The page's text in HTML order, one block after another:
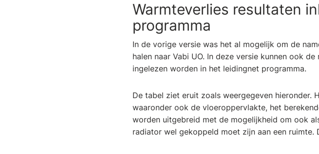
Warmteverlies resultaten
programma
In de vorige versie was het al mogelijk om de
halen naar Vabi UO. In deze versie kunnen ook
ingelezen worden in het leidingnet programma.
De tabel ziet eruit zoals weergegeven hieronder.
waaronder ook de vloeroppervlakte, het
worden uitgebreid met de mogelijkheid om ook
radiator wel gekoppeld moet zijn aan een